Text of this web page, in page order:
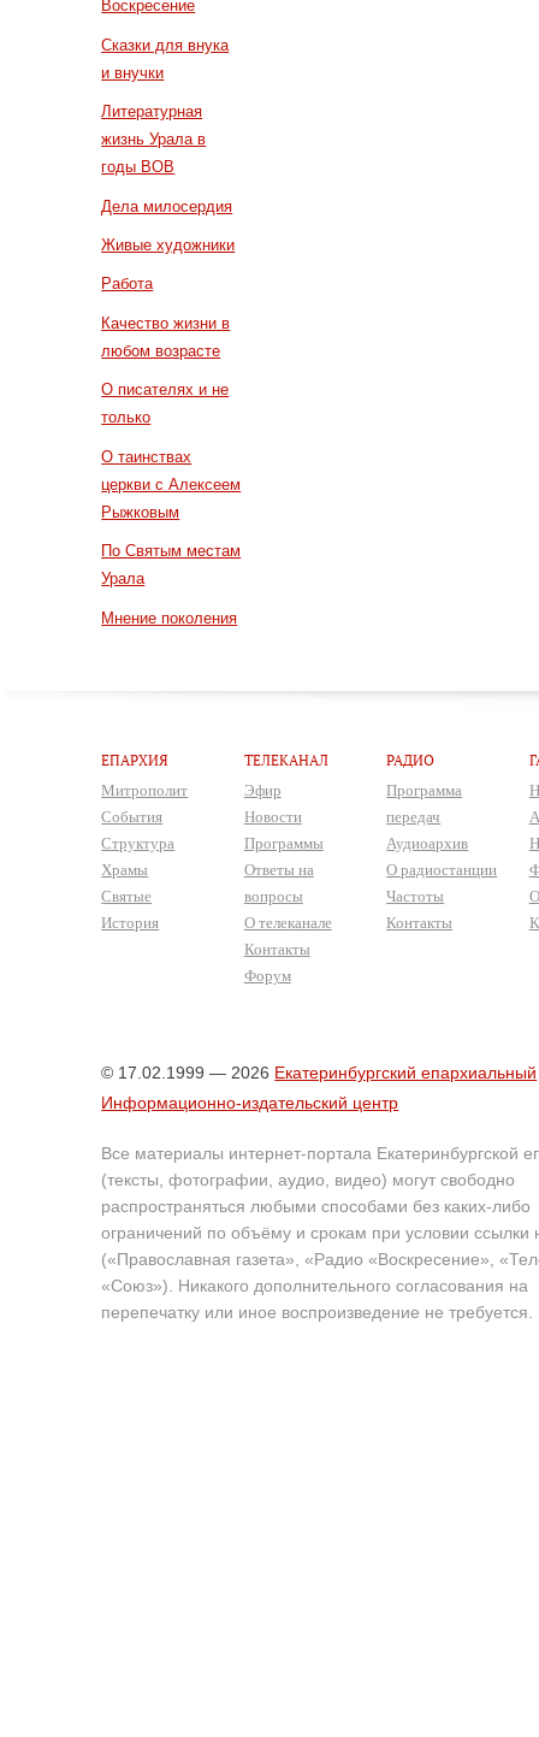
Воскресение
Сказки для внука
и внучки
Литературная
жизнь Урала в
годы ВОВ
Дела милосердия
Живые художники
Работа
Качество жизни в
любом возрасте
О писателях и не
только
О таинствах
церкви с Алексеем
Рыжковым
По Святым местам
Урала
Мнение поколения
ЕПАРХИЯ
Митрополит
События
Структура
Храмы
Святые
История
ТЕЛЕКАНАЛ
Эфир
Новости
Программы
Ответы на
вопросы
О телеканале
Контакты
Форум
РАДИО
Программа
передач
Аудиоархив
О радиостанции
Частоты
Контакты
© 17.02.1999 — 2026 Екатеринбургский епархиальный
Информационно-издательский центр
Все материалы интернет-портала Екатеринбургской
(тексты, фотографии, аудио, видео) могут свободно
распространяться любыми способами без каких-либо
ограничений по объёму и срокам при условии ссылки
(«Православная газета», «Радио «Воскресение»,
«Союз»). Никакого дополнительного согласования на
перепечатку или иное воспроизведение не требуется.